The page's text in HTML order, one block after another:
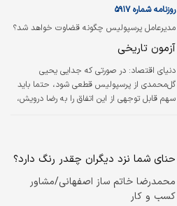
گیر نشوید، تحسین و افتخار کردن آن‌ها دخلی به
ما ندارد بلکه مخاطب واقعی‌اش پیشینیان هستند
که روزگاری بدون آموختن علوم بازاریابی، در عصر
فقدان شبکه‌های اجتماعی، با این کالای کم‌نظیر را
بار اسب و شتر کردند، با کشتی‌های بادی و
بعدها…
مدیرعامل پرسپولیس چگونه قضاوت خواهد شد؟
روزنامه شماره ۵۹۱۷
آزمون تاریخی
دنیای اقتصاد: در صورتی که جدایی یحیی
گل‌محمدی از پرسپولیس قطعی شود، حتما باید
سهم قابل توجهی از این اتفاق را به رضا درویش،
حنای شما نزد دیگران چقدر رنگ دارد؟
محمدرضا خاتم ساز اصفهانی/مشاور
کسب و کار